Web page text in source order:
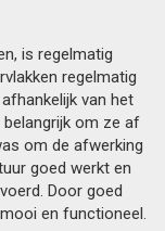
is regelmatig
regelmatig
van het
om ze af
om de afwerking
goed werkt en
Door goed
en functioneel.